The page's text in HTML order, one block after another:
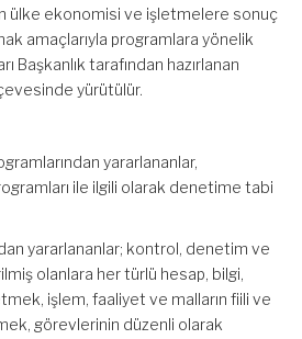
ülke ekonomisi ve işletmelere sonuç
amaçlarıyla programlara yönelik
Başkanlık tarafından hazırlanan
yürütülür.
yararlananlar,
ile ilgili olarak denetime tabi
yararlananlar; kontrol, denetim ve
olanlara her türlü hesap, bilgi,
işlem, faaliyet ve malların fiili ve
görevlerinin düzenli olarak